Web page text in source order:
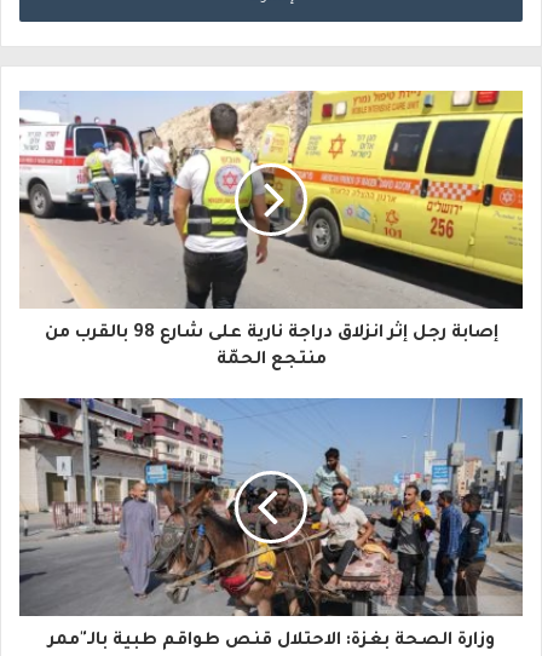
خ
ي
د
ك
ا
إ
ل
ك
ت
ر
و
إصابة رجل إثر انزلاق دراجة نارية على شارع 98 بالقرب من
منتجع الحمّة
وزارة الصحة بغزة: الاحتلال قنص طواقم طبية بالـ"ممر